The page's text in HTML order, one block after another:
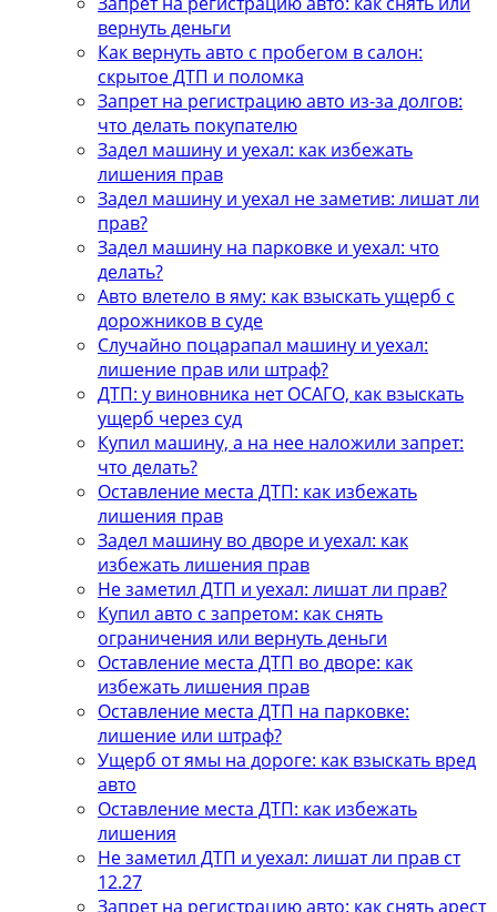
вернуть деньги
Как вернуть авто с пробегом в салон:
скрытое ДТП и поломка
Запрет на регистрацию авто из-за долгов:
что делать покупателю
Задел машину и уехал: как избежать
лишения прав
Задел машину и уехал не заметив: лишат ли
прав?
Задел машину на парковке и уехал: что
делать?
Авто влетело в яму: как взыскать ущерб с
дорожников в суде
Случайно поцарапал машину и уехал:
лишение прав или штраф?
ДТП: у виновника нет ОСАГО, как взыскать
ущерб через суд
Купил машину, а на нее наложили запрет:
что делать?
Оставление места ДТП: как избежать
лишения прав
Задел машину во дворе и уехал: как
избежать лишения прав
Не заметил ДТП и уехал: лишат ли прав?
Купил авто с запретом: как снять
ограничения или вернуть деньги
Оставление места ДТП во дворе: как
избежать лишения прав
Оставление места ДТП на парковке:
лишение или штраф?
Ущерб от ямы на дороге: как взыскать вред
авто
Оставление места ДТП: как избежать
лишения
Не заметил ДТП и уехал: лишат ли прав ст
12.27
Запрет на регистрацию авто: как снять арест